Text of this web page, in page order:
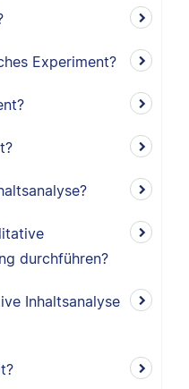
Experiment?
durchführen?
Inhaltsanalyse